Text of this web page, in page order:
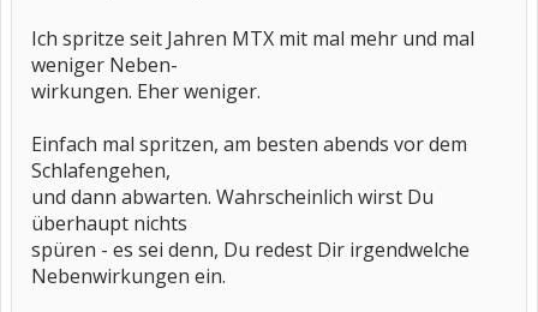
Ich spritze seit Jahren MTX mit mal mehr und mal
weniger Neben-
wirkungen. Eher weniger.
Einfach mal spritzen, am besten abends vor dem
Schlafengehen,
und dann abwarten. Wahrscheinlich wirst Du
überhaupt nichts
spüren - es sei denn, Du redest Dir irgendwelche
Nebenwirkungen ein.